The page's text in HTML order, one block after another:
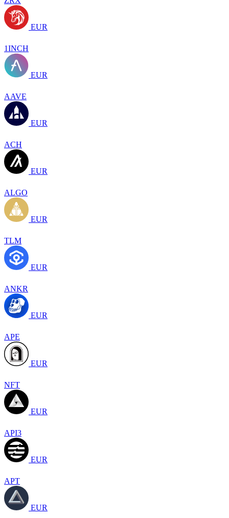
EUR
1INCH
EUR
AAVE
EUR
ACH
EUR
ALGO
EUR
TLM
EUR
ANKR
EUR
APE
EUR
NFT
EUR
API3
EUR
APT
EUR